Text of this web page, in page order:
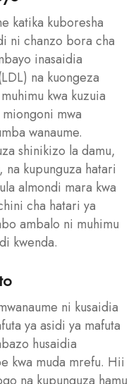
katika kuboresha
ni chanzo bora cha
inasaidia
na kuongeza
kwa kuzuia
mwa
wanaume.
shinikizo la damu,
na kupunguza hatari
almondi mara kwa
cha hatari ya
ambalo ni muhimu
kwenda.
ni kusaidia
ya asidi ya mafuta
husaidia
kwa muda mrefu. Hii
na kupunguza hamu